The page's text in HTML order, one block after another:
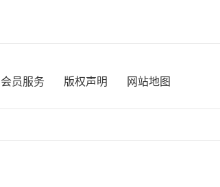
会员服务 版权声明 网站地图